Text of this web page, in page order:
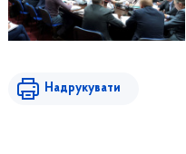
Надрукувати